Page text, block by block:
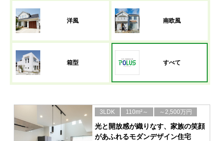
洋風 南欧風
箱型 すべて
3LDK 110m²～ ～2,500万円
光と開放感が織りなす、家族の笑顔
があふれるモダンデザイン住宅